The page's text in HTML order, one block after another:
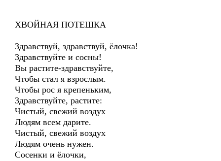
ХВОЙНАЯ ПОТЕШКА
Здравствуй, здравствуй, ёлочка!
Здравствуйте и сосны!
Вы растите-здравствуйте,
Чтобы стал я взрослым.
Чтобы рос я крепеньким,
Здравствуйте, растите:
Чистый, свежий воздух
Людям всем дарите.
Чистый, свежий воздух
Людям очень нужен.
Сосенки и ёлочки,